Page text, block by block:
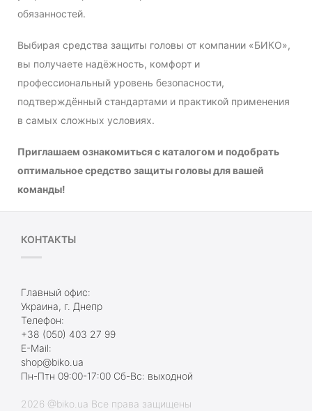
обязанностей.
Выбирая средства защиты головы от компании «БИКО»,
вы получаете надёжность, комфорт и
профессиональный уровень безопасности,
подтверждённый стандартами и практикой применения
в самых сложных условиях.
Приглашаем ознакомиться с каталогом и подобрать
оптимальное средство защиты головы для вашей
команды!
КОНТАКТЫ
Главный офис:
Украина, г. Днепр
Телефон:
+38 (050) 403 27 99
E-Mail:
shop@biko.ua
Пн-Птн 09:00-17:00 Сб-Вс: выходной
2026 @biko.ua Все права защищены